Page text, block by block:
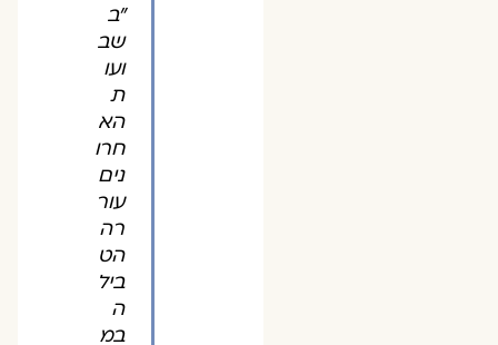
"ב
שב
ועו
ת
הא
חרו
נים
עור
רה
הט
ביל
ה
במ